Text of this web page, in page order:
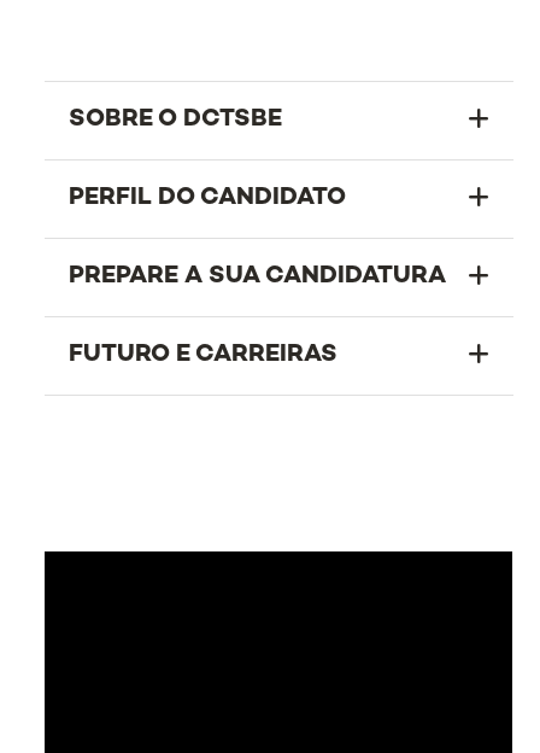
SOBRE O DCTSBE
PERFIL DO CANDIDATO
PREPARE A SUA CANDIDATURA
FUTURO E CARREIRAS